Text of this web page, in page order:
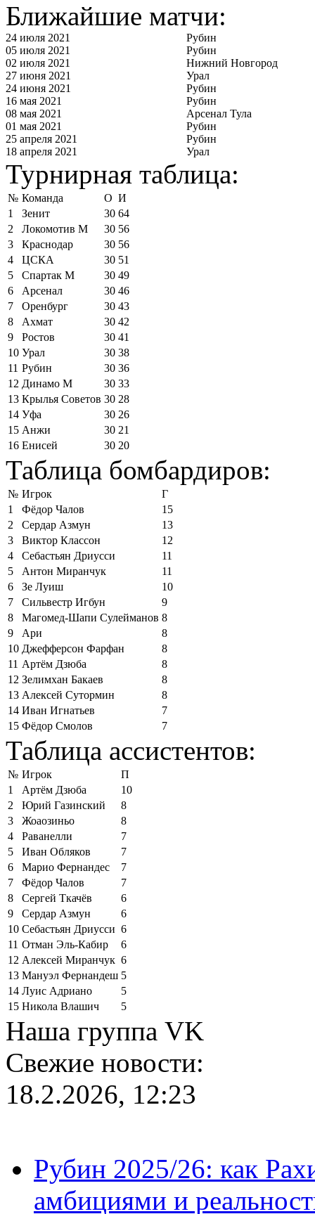
Ближайшие матчи:
24 июля 2021
Рубин
05 июля 2021
Рубин
02 июля 2021
Нижний Новгород
27 июня 2021
Урал
24 июня 2021
Рубин
16 мая 2021
Рубин
08 мая 2021
Арсенал Тула
01 мая 2021
Рубин
25 апреля 2021
Рубин
18 апреля 2021
Урал
Турнирная таблица:
№ Команда О И
1
Зенит 30 64
2
Локомотив М 30 56
3
Краснодар 30 56
4
ЦСКА 30 51
5
Спартак М 30 49
6
Арсенал 30 46
7
Оренбург 30 43
8
Ахмат 30 42
9
Ростов 30 41
10 Урал 30 38
11 Рубин 30 36
12 Динамо М 30 33
13 Крылья Советов 30 28
14 Уфа 30 26
15 Анжи 30 21
16 Енисей 30 20
Таблица бомбардиров:
№ Игрок
Г
1
Фёдор Чалов
15
2
Сердар Азмун
13
3
Виктор Классон
12
4
Себастьян Дриусси
11
5
Антон Миранчук
11
6
Зе Луиш
10
7
Сильвестр Игбун
9
8
Магомед-Шапи Сулейманов 8
9
Ари
8
10 Джефферсон Фарфан
8
11 Артём Дзюба
8
12 Зелимхан Бакаев
8
13 Алексей Сутормин
8
14 Иван Игнатьев
7
15 Фёдор Смолов 7
Таблица ассистентов:
№ Игрок
П
1
Артём Дзюба
10
2
Юрий Газинский
8
3
Жоаозиньо
8
4
Раванелли
7
5
Иван Обляков
7
6
Марио Фернандес
7
7
Фёдор Чалов
7
8
Сергей Ткачёв
6
9
Сердар Азмун
6
10 Себастьян Дриусси 6
11 Отман Эль-Кабир
6
12 Алексей Миранчук 6
13 Мануэл Фернандеш 5
14 Луис Адриано
5
15 Никола Влашич 5
Наша группа VK
Свежие новости:
18.2.2026, 12:23
Рубин 2025/26: как
амбициями и